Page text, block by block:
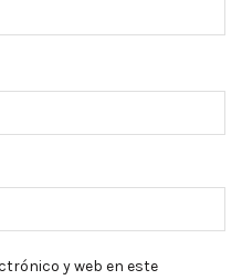
y web en este